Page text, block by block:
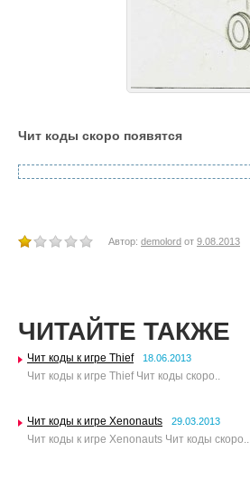
Чит коды скоро появятся
Автор: demolord от 9.08.2013
ЧИТАЙТЕ ТАКЖЕ
Чит коды к игре Thief 18.06.2013
Чит коды к игре Thief Чит коды скоро..
Чит коды к игре Xenonauts 29.03.2013
Чит коды к игре Xenonauts Чит коды скоро..